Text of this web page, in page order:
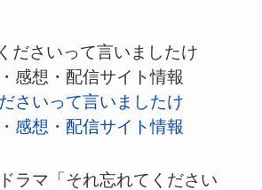
さいって言いましたけ
感想・配信サイト情報
ラマ「それ忘れてください